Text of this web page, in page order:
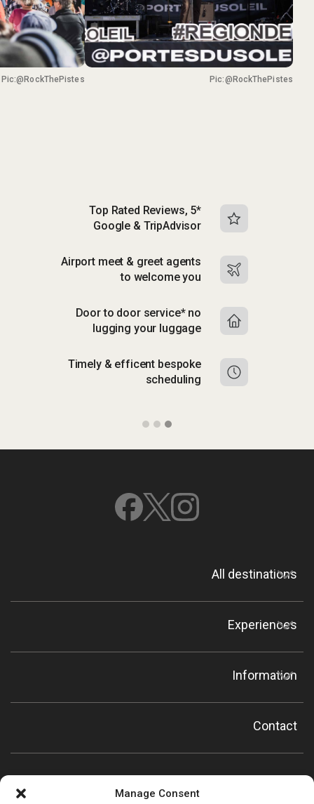
Manage Consent
Pic:@RockThePistes
Pic:@RockThePistes
Top Rated Reviews, 5*
Google & TripAdvisor
Airport meet & greet agents
to welcome you
Door to door service* no
lugging your luggage
Timely & efficent bespoke
scheduling
All destinations
Experiences
Information
Contact